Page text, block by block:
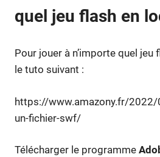
quel jeu flash en
Pour jouer à n’importe quel jeu
le tuto suivant :
https://www.amazony.fr/
un-fichier-swf/
Télécharger le programme